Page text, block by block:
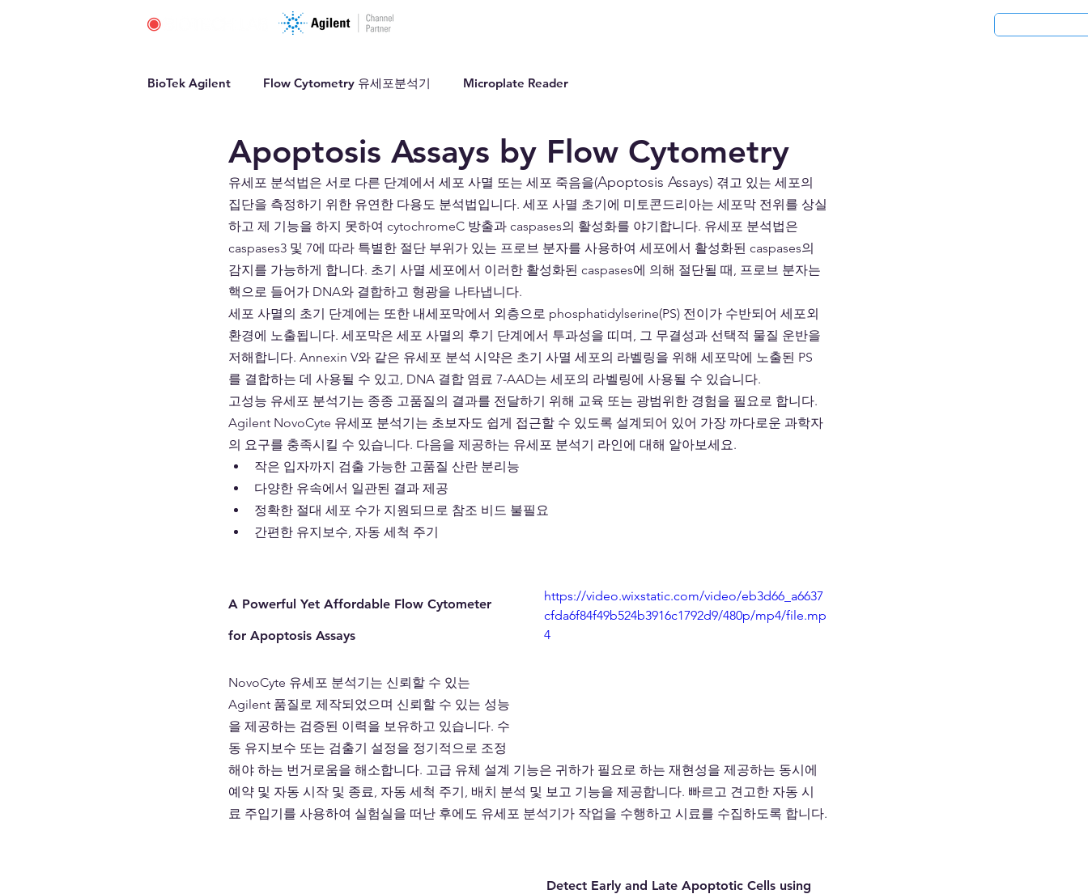
BioTek Agilent Flow Cytometry 유세포분석기 Microplate Reader
Apoptosis Assays by Flow Cytometry
유세포 분석법은 서로 다른 단계에서 세포 사멸 또는 세포 죽음을(Apoptosis Assays) 겪고 있는 세포의
집단을 측정하기 위한 유연한 다용도 분석법입니다. 세포 사멸 초기에 미토콘드리아는 세포막 전위를 상실
하고 제 기능을 하지 못하여 cytochromeC 방출과 caspases의 활성화를 야기합니다. 유세포 분석법은
caspases3 및 7에 따라 특별한 절단 부위가 있는 프로브 분자를 사용하여 세포에서 활성화된 caspases의
감지를 가능하게 합니다. 초기 사멸 세포에서 이러한 활성화된 caspases에 의해 절단될 때, 프로브 분자는
핵으로 들어가 DNA와 결합하고 형광을 나타냅니다.
세포 사멸의 초기 단계에는 또한 내세포막에서 외층으로 phosphatidylserine(PS) 전이가 수반되어 세포외
환경에 노출됩니다. 세포막은 세포 사멸의 후기 단계에서 투과성을 띠며, 그 무결성과 선택적 물질 운반을
저해합니다. Annexin V와 같은 유세포 분석 시약은 초기 사멸 세포의 라벨링을 위해 세포막에 노출된 PS
를 결합하는 데 사용될 수 있고, DNA 결합 염료 7-AAD는 세포의 라벨링에 사용될 수 있습니다.
고성능 유세포 분석기는 종종 고품질의 결과를 전달하기 위해 교육 또는 광범위한 경험을 필요로 합니다.
Agilent NovoCyte 유세포 분석기는 초보자도 쉽게 접근할 수 있도록 설계되어 있어 가장 까다로운 과학자
의 요구를 충족시킬 수 있습니다. 다음을 제공하는 유세포 분석기 라인에 대해 알아보세요.
작은 입자까지 검출 가능한 고품질 산란 분리능
다양한 유속에서 일관된 결과 제공
정확한 절대 세포 수가 지원되므로 참조 비드 불필요
간편한 유지보수, 자동 세척 주기
https://video.wixstatic.com/video/eb3d66_a6637
cfda6f84f49b524b3916c1792d9/480p/mp4/file.mp
4
A Powerful Yet Affordable Flow Cytometer
for Apoptosis Assays
NovoCyte 유세포 분석기는 신뢰할 수 있는
Agilent 품질로 제작되었으며 신뢰할 수 있는 성능
을 제공하는 검증된 이력을 보유하고 있습니다. 수
동 유지보수 또는 검출기 설정을 정기적으로 조정
해야 하는 번거로움을 해소합니다. 고급 유체 설계 기능은 귀하가 필요로 하는 재현성을 제공하는 동시에
예약 및 자동 시작 및 종료, 자동 세척 주기, 배치 분석 및 보고 기능을 제공합니다. 빠르고 견고한 자동 시
료 주입기를 사용하여 실험실을 떠난 후에도 유세포 분석기가 작업을 수행하고 시료를 수집하도록 합니다.
Detect Early and Late Apoptotic Cells using